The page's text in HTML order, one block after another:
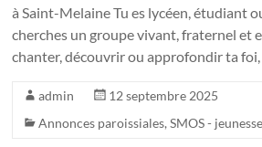
à Saint-Melaine Tu es lycéen, étudiant
cherches un groupe vivant, fraternel et
chanter, découvrir ou approfondir ta
admin
12 septembre 2025
Annonces paroissiales,SMOS - jeunesse